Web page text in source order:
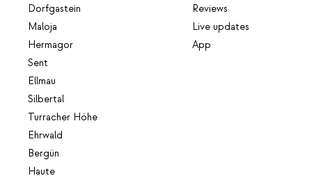
Dorfgastein
Maloja
Hermagor
Sent
Ellmau
Silbertal
Turracher Höhe
Ehrwald
Bergün
Haute
Reviews
Live updates
App